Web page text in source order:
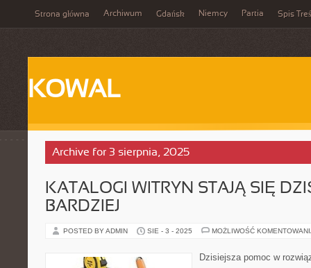
Strona główna Archiwum Gdańsk Niemcy Partia Spis
KOWAL
Archive for 3 sierpnia, 2025
KATALOGI WITRYN STAJĄ SIĘ
BARDZIEJ
POSTED BY ADMIN SIE - 3 - 2025 MOŻLIWOŚĆ
Dzisiejsza pomoc w